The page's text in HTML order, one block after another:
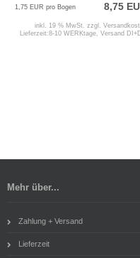
8,75
1,75 EUR pro Bogen
inkl. 19 % MwSt. zzgl.
Lieferzeit:8-10 WERKtage, Versand
Mehr über...
Zahlung + Versand
Lieferzeit